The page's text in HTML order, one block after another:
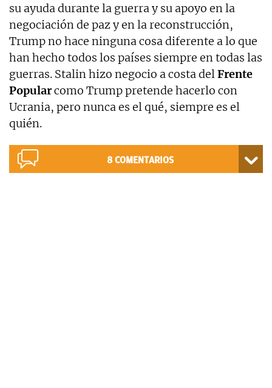
su ayuda durante la guerra y su apoyo en la
negociación de paz y en la reconstrucción,
Trump no hace ninguna cosa diferente a lo que
han hecho todos los países siempre en todas las
guerras. Stalin hizo negocio a costa delFrente
Popularcomo Trump pretende hacerlo con
Ucrania, pero nunca es el qué, siempre es el
quién.
8 COMENTARIOS